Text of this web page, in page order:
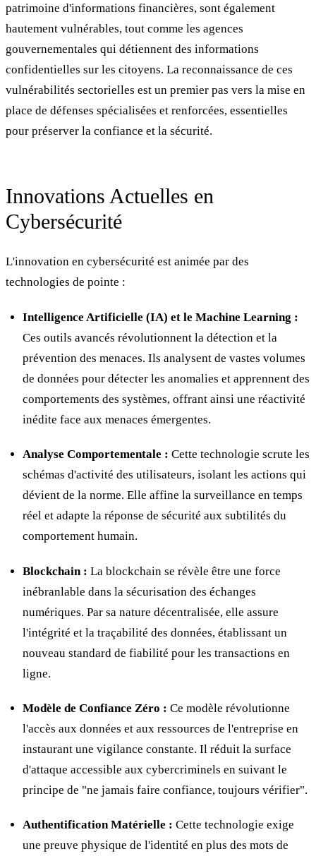
patrimoine d'informations financières, sont également
hautement vulnérables, tout comme les agences
gouvernementales qui détiennent des informations
confidentielles sur les citoyens. La reconnaissance de ces
vulnérabilités sectorielles est un premier pas vers la mise en
place de défenses spécialisées et renforcées, essentielles
pour préserver la confiance et la sécurité.
Innovations Actuelles en
Cybersécurité
L'innovation en cybersécurité est animée par des
technologies de pointe :
Intelligence Artificielle (IA) et le Machine Learning :
Ces outils avancés révolutionnent la détection et la
prévention des menaces. Ils analysent de vastes volumes
de données pour détecter les anomalies et apprennent des
comportements des systèmes, offrant ainsi une réactivité
inédite face aux menaces émergentes.
Analyse Comportementale : Cette technologie scrute les
schémas d'activité des utilisateurs, isolant les actions qui
dévient de la norme. Elle affine la surveillance en temps
réel et adapte la réponse de sécurité aux subtilités du
comportement humain.
Blockchain : La blockchain se révèle être une force
inébranlable dans la sécurisation des échanges
numériques. Par sa nature décentralisée, elle assure
l'intégrité et la traçabilité des données, établissant un
nouveau standard de fiabilité pour les transactions en
ligne.
Modèle de Confiance Zéro : Ce modèle révolutionne
l'accès aux données et aux ressources de l'entreprise en
instaurant une vigilance constante. Il réduit la surface
d'attaque accessible aux cybercriminels en suivant le
principe de "ne jamais faire confiance, toujours vérifier".
Authentification Matérielle : Cette technologie exige
une preuve physique de l'identité en plus des mots de